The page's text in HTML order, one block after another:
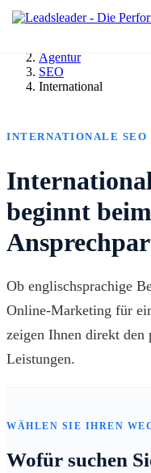
Agentur
SEO
International
INTERNATIONALE SEO
beginnt
Ob englischsprachige
Online-Marketing für
zeigen Ihnen direkt den
Leistungen.
WÄHLEN SIE IHREN
Wofür suchen